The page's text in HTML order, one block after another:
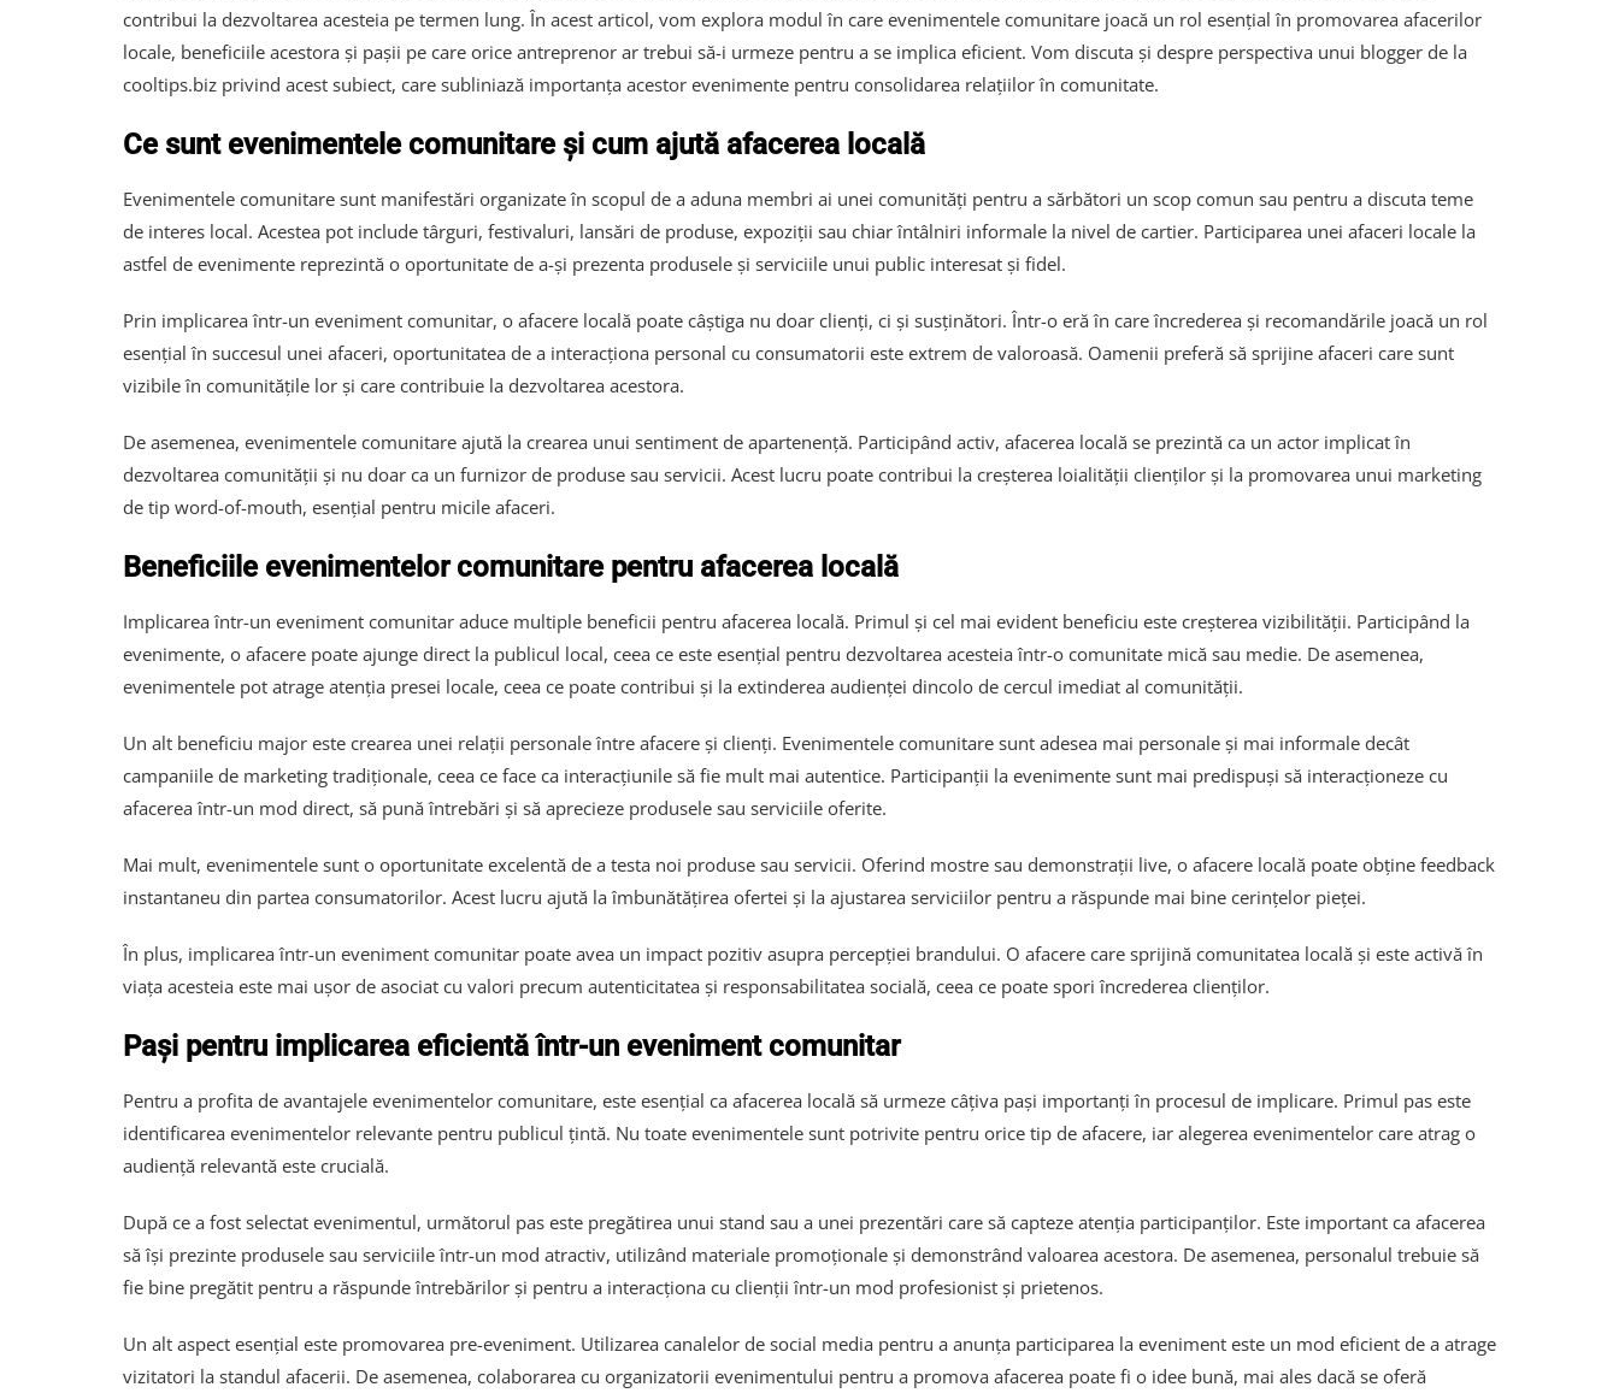
contribui la dezvoltarea acesteia pe termen lung. În acest articol, vom explora modul în care evenimentele comunitare joacă un rol esențial în promovarea afacerilor
locale, beneficiile acestora și pașii pe care orice antreprenor ar trebui să-i urmeze pentru a se implica eficient. Vom discuta și despre perspectiva unui blogger de la
cooltips.biz privind acest subiect, care subliniază importanța acestor evenimente pentru consolidarea relațiilor în comunitate.
Ce sunt evenimentele comunitare și cum ajută afacerea locală
Evenimentele comunitare sunt manifestări organizate în scopul de a aduna membri ai unei comunități pentru a sărbători un scop comun sau pentru a discuta teme
de interes local. Acestea pot include târguri, festivaluri, lansări de produse, expoziții sau chiar întâlniri informale la nivel de cartier. Participarea unei afaceri locale la
astfel de evenimente reprezintă o oportunitate de a-și prezenta produsele și serviciile unui public interesat și fidel.
Prin implicarea într-un eveniment comunitar, o afacere locală poate câștiga nu doar clienți, ci și susținători. Într-o eră în care încrederea și recomandările joacă un rol
esențial în succesul unei afaceri, oportunitatea de a interacționa personal cu consumatorii este extrem de valoroasă. Oamenii preferă să sprijine afaceri care sunt
vizibile în comunitățile lor și care contribuie la dezvoltarea acestora.
De asemenea, evenimentele comunitare ajută la crearea unui sentiment de apartenență. Participând activ, afacerea locală se prezintă ca un actor implicat în
dezvoltarea comunității și nu doar ca un furnizor de produse sau servicii. Acest lucru poate contribui la creșterea loialității clienților și la promovarea unui marketing
de tip word-of-mouth, esențial pentru micile afaceri.
Beneficiile evenimentelor comunitare pentru afacerea locală
Implicarea într-un eveniment comunitar aduce multiple beneficii pentru afacerea locală. Primul și cel mai evident beneficiu este creșterea vizibilității. Participând la
evenimente, o afacere poate ajunge direct la publicul local, ceea ce este esențial pentru dezvoltarea acesteia într-o comunitate mică sau medie. De asemenea,
evenimentele pot atrage atenția presei locale, ceea ce poate contribui și la extinderea audienței dincolo de cercul imediat al comunității.
Un alt beneficiu major este crearea unei relații personale între afacere și clienți. Evenimentele comunitare sunt adesea mai personale și mai informale decât
campaniile de marketing tradiționale, ceea ce face ca interacțiunile să fie mult mai autentice. Participanții la evenimente sunt mai predispuși să interacționeze cu
afacerea într-un mod direct, să pună întrebări și să aprecieze produsele sau serviciile oferite.
Mai mult, evenimentele sunt o oportunitate excelentă de a testa noi produse sau servicii. Oferind mostre sau demonstrații live, o afacere locală poate obține feedback
instantaneu din partea consumatorilor. Acest lucru ajută la îmbunătățirea ofertei și la ajustarea serviciilor pentru a răspunde mai bine cerințelor pieței.
În plus, implicarea într-un eveniment comunitar poate avea un impact pozitiv asupra percepției brandului. O afacere care sprijină comunitatea locală și este activă în
viața acesteia este mai ușor de asociat cu valori precum autenticitatea și responsabilitatea socială, ceea ce poate spori încrederea clienților.
Pași pentru implicarea eficientă într-un eveniment comunitar
Pentru a profita de avantajele evenimentelor comunitare, este esențial ca afacerea locală să urmeze câțiva pași importanți în procesul de implicare. Primul pas este
identificarea evenimentelor relevante pentru publicul țintă. Nu toate evenimentele sunt potrivite pentru orice tip de afacere, iar alegerea evenimentelor care atrag o
audiență relevantă este crucială.
După ce a fost selectat evenimentul, următorul pas este pregătirea unui stand sau a unei prezentări care să capteze atenția participanților. Este important ca afacerea
să își prezinte produsele sau serviciile într-un mod atractiv, utilizând materiale promoționale și demonstrând valoarea acestora. De asemenea, personalul trebuie să
fie bine pregătit pentru a răspunde întrebărilor și pentru a interacționa cu clienții într-un mod profesionist și prietenos.
Un alt aspect esențial este promovarea pre-eveniment. Utilizarea canalelor de social media pentru a anunța participarea la eveniment este un mod eficient de a atrage
vizitatori la standul afacerii. De asemenea, colaborarea cu organizatorii evenimentului pentru a promova afacerea poate fi o idee bună, mai ales dacă se oferă